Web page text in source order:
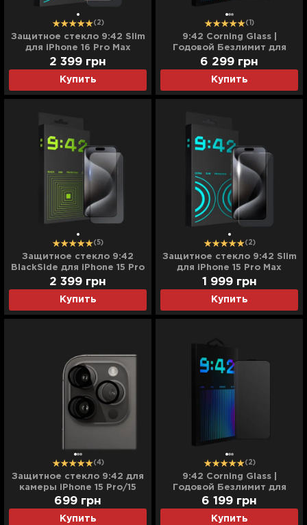
(2)
Защитное стекло 9:42 Slim
для iPhone 16 Pro Max
Купить
2 399 грн
(1)
9:42 Corning Glass |
Годовой Безлимит для
iPhone 15 Pro Max
Купить
6 299 грн
(5)
Защитное стекло 9:42
BlackSide для iPhone 15 Pro
Max
Купить
2 399 грн
(2)
Защитное стекло 9:42 Slim
для iPhone 15 Pro Max
Купить
1 999 грн
(4)
Защитное стекло 9:42 для
камеры iPhone 15 Pro/15
Pro Max (Clear)
Купить
699 грн
(2)
9:42 Corning Glass |
Годовой Безлимит для
iPhone 15 Pro
Купить
6 199 грн